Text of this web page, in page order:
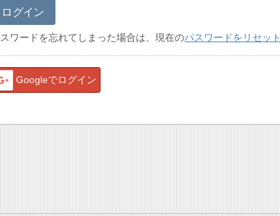
ログイン
ワードを忘れてしまった場合は、現在のパスワードをリセット
Googleでログイン